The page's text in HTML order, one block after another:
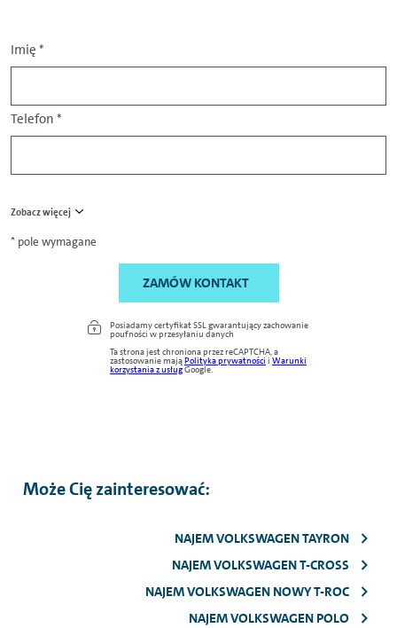
Imię *
Telefon *
Zobacz więcej
* pole wymagane
ZAMÓW KONTAKT
Posiadamy certyfikat SSL gwarantujący zachowanie
poufności w przesyłaniu danych
Ta strona jest chroniona przez reCAPTCHA, a
zastosowanie mająPolityka prywatności iWarunki
korzystania z usługGoogle.
Może Cię zainteresować:
NAJEM VOLKSWAGEN TAYRON
NAJEM VOLKSWAGEN T-CROSS
NAJEM VOLKSWAGEN NOWY T-ROC
NAJEM VOLKSWAGEN POLO